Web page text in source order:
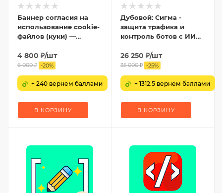
Баннер согласия на
использование cookie-
файлов (куки) —
ФЗ-152
4 800 ₽/шт
6 000₽ -20%
+ 240 вернем баллами
В КОРЗИНУ
Дубовой: Сигма -
защита трафика и
контроль ботов с ИИ
26 250 ₽/шт
35 000₽ -25%
+ 1312.5 вернем баллами
В КОРЗИНУ